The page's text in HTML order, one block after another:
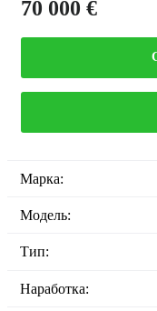
70 000 €
Марка:
Модель:
Тип:
Наработка: